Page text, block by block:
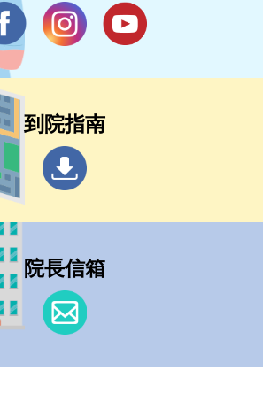
到院指南
院長信箱